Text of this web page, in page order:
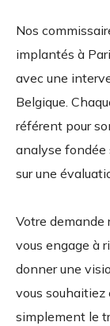
Nos
implantés à
avec une
Belgique.
référent pour
analyse fondée
sur une
Votre
vous engage à
donner une
vous souhaitiez
simplement le